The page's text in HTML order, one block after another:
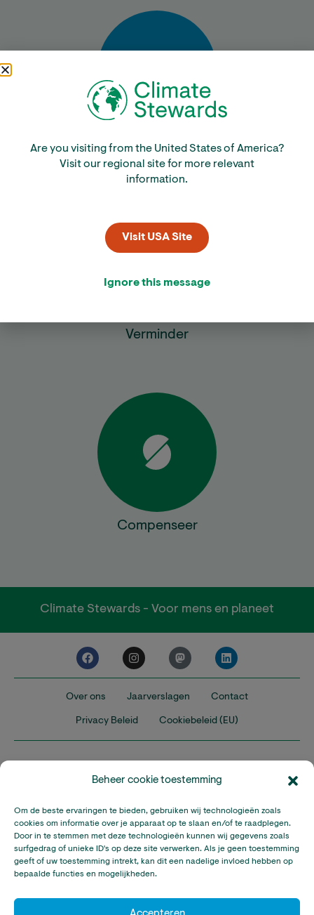
Beheer cookie toestemming
Om de beste ervaringen te bieden, gebruiken wij technologieën zoals
cookies om informatie over je apparaat op te slaan en/of te raadplegen.
Door in te stemmen met deze technologieën kunnen wij gegevens zoals
surfgedrag of unieke ID's op deze site verwerken. Als je geen toestemming
geeft of uw toestemming intrekt, kan dit een nadelige invloed hebben op
bepaalde functies en mogelijkheden.
Bereken
Verminder
Compenseer
Climate Stewards - Voor mens en planeet
Over ons Jaarverslagen Contact
Privacy Beleid Cookiebeleid (EU)
Nederland Verenigd Koninkrijk Verenigde Staten
Climate Stewards is onderdeel van Stichting A Rocha Nederland,
een geregistreerd goed doel in Nederland (RSIN: 815032924).
© Copyright Climate Stewards Ltd. – All rights reserved.
Are you visiting from the United States of America?
Visit our regional site for more relevant
information.
Visit USA Site
Ignore this message